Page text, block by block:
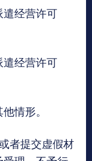
遣经营许可
遣经营许可
情形。
者提交虚假材